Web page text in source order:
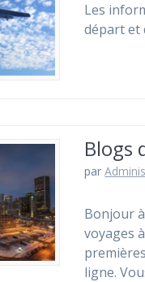
Les
départ et
Blogs
par
Bonjour
voyages
ligne.